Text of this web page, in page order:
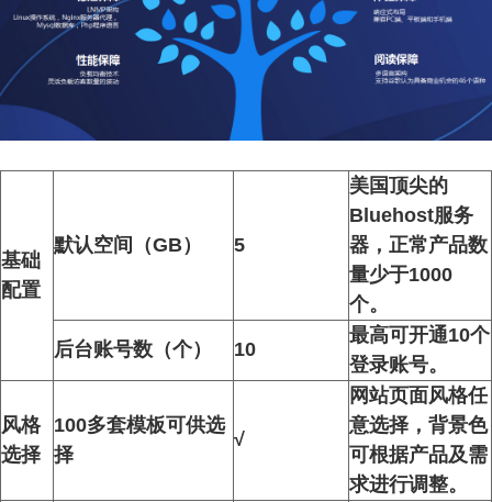
基础
配置
默认空间（GB） 5
美国顶尖的
Bluehost服务
器，正常产品数
量少于1000
个。
后台账号数（个） 10
最高可开通10个
登录账号。
风格
选择
100多套模板可供选
择
√
网站页面风格任
意选择，背景色
可根据产品及需
求进行调整。